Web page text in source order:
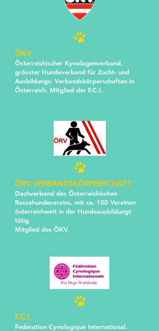
ÖKV
Österreichischer Kynologenverband,
grösster Hundeverband für Zucht- und
Ausbildungs- Verbandskörperschaften in
Österreich, Mitglied der F.C.I.
ÖRV-VERBANDSKÖRPERSCHAFT
Dachverband des Österreichischen
Rassehundevereins, mit ca. 100 Vereinen
österreichweit in der Hundeausbildungt
tätig.
Mitglied des ÖKV.
F.C.I.
​​​Federation Cynologique International.